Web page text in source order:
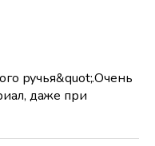
ручья&quot;.Очень
даже при